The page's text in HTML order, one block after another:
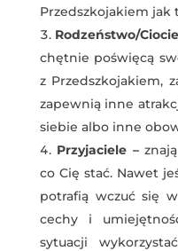
Przedszkojakiem jak
Rodzeństwo/
chętnie poświęcą
z Przedszkojakiem,
zapewnią inne
siebie albo inne
Przyjaciele –
co Cię stać. Nawet
potrafią wczuć się
cechy i
sytuacji